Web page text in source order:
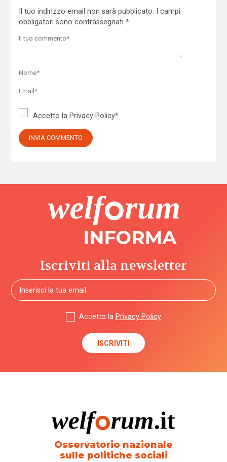
Il tuo indirizzo email non sarà pubblicato.
I campi
obbligatori sono contrassegnati *
Accetto la Privacy Policy*
Iscriviti alla newsletter
Accetto la Privacy Policy
Osservatorio nazionale
sulle politiche sociali